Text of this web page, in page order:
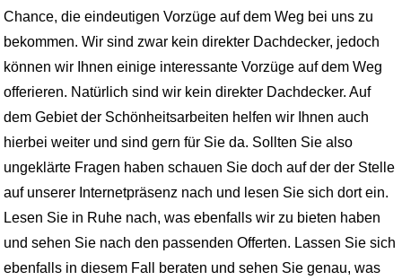
Chance, die eindeutigen Vorzüge auf dem Weg bei uns zu
bekommen. Wir sind zwar kein direkter Dachdecker, jedoch
können wir Ihnen einige interessante Vorzüge auf dem Weg
offerieren. Natürlich sind wir kein direkter Dachdecker. Auf
dem Gebiet der Schönheitsarbeiten helfen wir Ihnen auch
hierbei weiter und sind gern für Sie da. Sollten Sie also
ungeklärte Fragen haben schauen Sie doch auf der der Stelle
auf unserer Internetpräsenz nach und lesen Sie sich dort ein.
Lesen Sie in Ruhe nach, was ebenfalls wir zu bieten haben
und sehen Sie nach den passenden Offerten. Lassen Sie sich
ebenfalls in diesem Fall beraten und sehen Sie genau, was